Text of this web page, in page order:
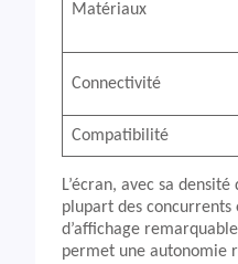
Matériaux
Connectivité
Compatibilité
L’écran, avec sa
plupart des concurrents
d’affichage
permet une autonomie